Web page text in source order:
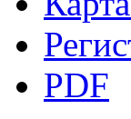
PDF